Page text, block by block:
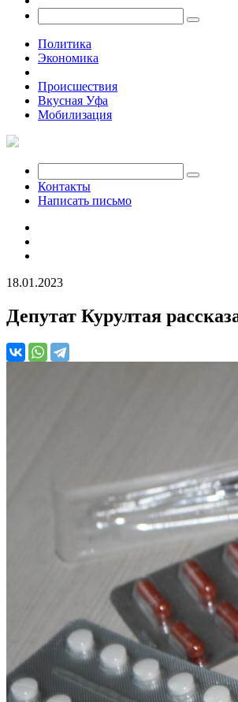
Политика
Экономика
Происшествия
Вкусная Уфа
Мобилизация
Контакты
Написать письмо
18.01.2023
Депутат Курултая